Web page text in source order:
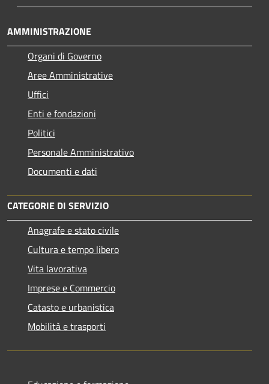
AMMINISTRAZIONE
Organi di Governo
Aree Amministrative
Uffici
Enti e fondazioni
Politici
Personale Amministrativo
Documenti e dati
CATEGORIE DI SERVIZIO
Anagrafe e stato civile
Cultura e tempo libero
Vita lavorativa
Imprese e Commercio
Catasto e urbanistica
Mobilità e trasporti